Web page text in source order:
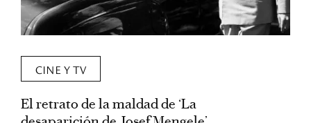
CINE Y TV
El retrato de la maldad de ‘La